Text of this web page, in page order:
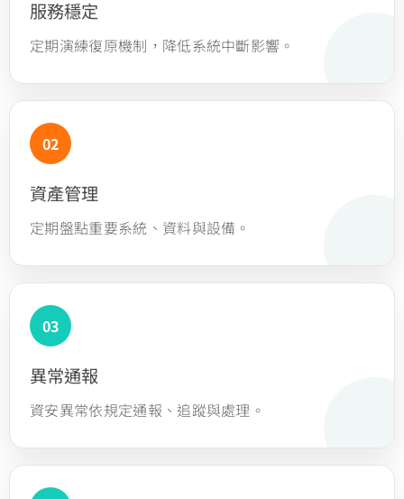
服務穩定
定期演練復原機制，降低系統中斷影響。
資產管理
定期盤點重要系統、資料與設備。
異常通報
資安異常依規定通報、追蹤與處理。